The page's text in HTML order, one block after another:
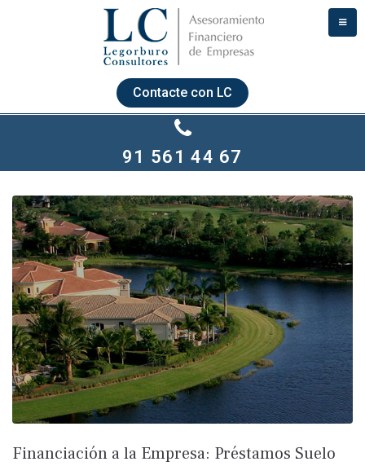
Contacte con LC
91 561 44 67
Financiación a la Empresa: Préstamos Suelo